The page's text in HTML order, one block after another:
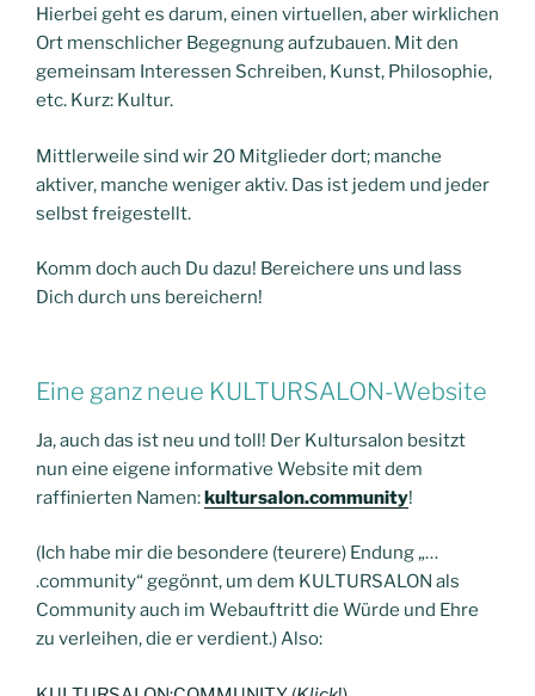
Hierbei geht es darum, einen virtuellen, aber wirklichen
Ort menschlicher Begegnung aufzubauen. Mit den
gemeinsam Interessen Schreiben, Kunst, Philosophie,
etc. Kurz: Kultur.
Mittlerweile sind wir 20 Mitglieder dort; manche
aktiver, manche weniger aktiv. Das ist jedem und jeder
selbst freigestellt.
Komm doch auch Du dazu! Bereichere uns und lass
Dich durch uns bereichern!
Eine ganz neue KULTURSALON-Website
Ja, auch das ist neu und toll! Der Kultursalon besitzt
nun eine eigene informative Website mit dem
raffinierten Namen:kultursalon.community!
(Ich habe mir die besondere (teurere) Endung „…
.community“ gegönnt, um dem KULTURSALON als
Community auch im Webauftritt die Würde und Ehre
zu verleihen, die er verdient.) Also: